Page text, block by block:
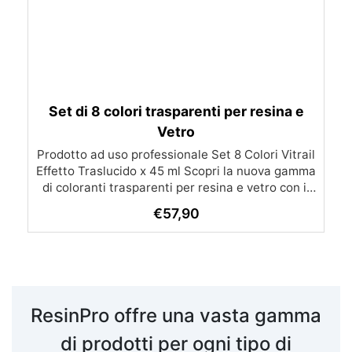
Set di 8 colori trasparenti per resina e
Vetro
Prodotto ad uso professionale Set 8 Colori Vitrail
Effetto Traslucido x 45 ml Scopri la nuova gamma
di coloranti trasparenti per resina e vetro con il
varietà di applicazioni artistiche e decorative,
questi colori traslucidi ti permetteranno di creare
straordinarie. Pietre e Strass: Colora e
personalizza pietre e strass per risultati unici.
€57,90
ResinPro offre una vasta gamma
di prodotti per ogni tipo di